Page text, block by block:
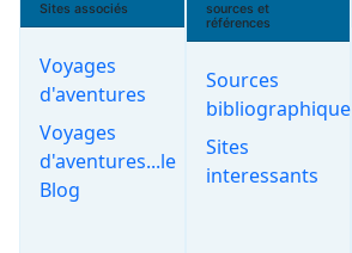
Sites associés
Voyages
d'aventures
Voyages
d'aventures...le
Blog
sources et
références
Sources
bibliographiques
Sites
interessants